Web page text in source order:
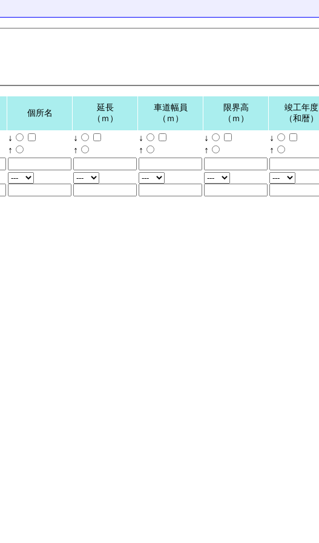
個所名
延長
（ｍ）
車道幅員
（ｍ）
限界高
（ｍ）
竣工年度
（和暦）
↓
↑
↓
↑
↓
↑
↓
↑
↓
↑